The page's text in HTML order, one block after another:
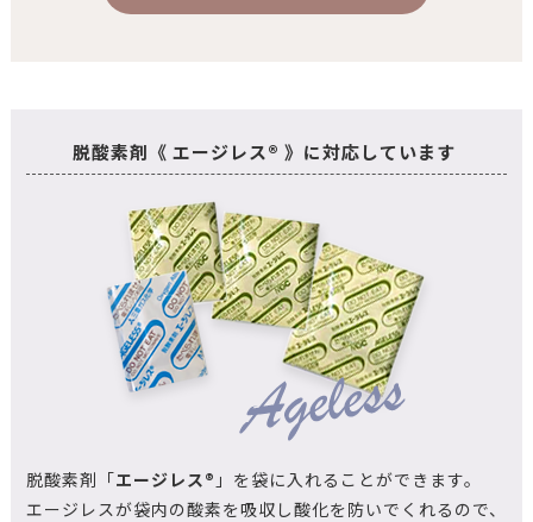
脱酸素剤《 エージレス® 》に対応しています
脱酸素剤「エージレス® 」を袋に入れることができます。
エージレスが袋内の酸素を吸収し酸化を防いでくれるので、